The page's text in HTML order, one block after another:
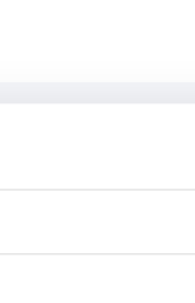
oder
haben die
zumindest im
dem